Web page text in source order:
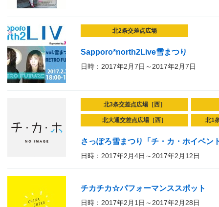
北2条交差点広場
Sapporo*north2Live雪まつり
日時：2017年2月7日～2017年2月7日
北3条交差点広場［西］
北大通交差点広場［西］ 北1
さっぽろ雪まつり「チ・カ・ホイベン
日時：2017年2月4日～2017年2月12日
チカチカ☆パフォーマンススポット
日時：2017年2月1日～2017年2月28日